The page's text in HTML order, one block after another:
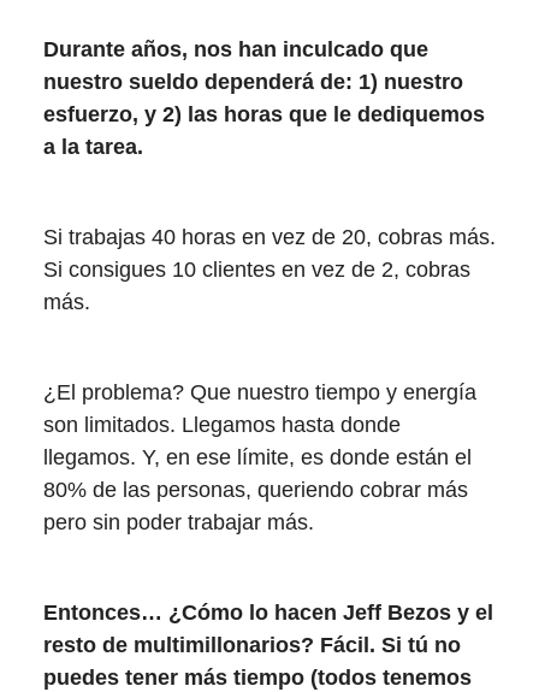
Durante años, nos han inculcado que
nuestro sueldo dependerá de: 1) nuestro
esfuerzo, y 2) las horas que le dediquemos
a la tarea.
Si trabajas 40 horas en vez de 20, cobras más.
Si consigues 10 clientes en vez de 2, cobras
más.
¿El problema? Que nuestro tiempo y energía
son limitados. Llegamos hasta donde
llegamos. Y, en ese límite, es donde están el
80% de las personas, queriendo cobrar más
pero sin poder trabajar más.
Entonces… ¿Cómo lo hacen Jeff Bezos y el
resto de multimillonarios? Fácil. Si tú no
puedes tener más tiempo (todos tenemos